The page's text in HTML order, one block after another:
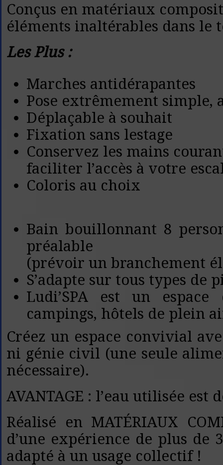
Conçus en matériaux
éléments inaltérables dans le
Les Plus :
Marches antidérapantes
Pose extrêmement simple,
Déplaçable à souhait
Fixation sans lestage
Conservez les mains
faciliter l’accès à votre
Coloris au choix
Bain bouillonnant 8
préalable
(prévoir un branchement
S’adapte sur tous types de
Ludi’SPA est un
campings, hôtels de plein
Créez un espace convivial
ni génie civil (une seule
nécessaire).
AVANTAGE : l’eau utilisée
Réalisé en MATÉRIAUX
d’une expérience de plus de
adapté à un usage collectif !